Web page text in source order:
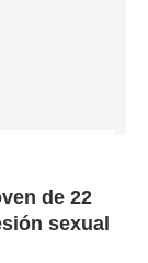
de 22
sexual